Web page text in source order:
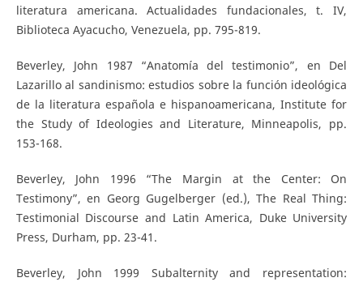
literatura americana. Actualidades fundacionales, t. IV,
Biblioteca Ayacucho, Venezuela, pp. 795-819.
Beverley, John 1987 “Anatomía del testimonio”, en Del
Lazarillo al sandinismo: estudios sobre la función ideológica
de la literatura española e hispanoamericana, Institute for
the Study of Ideologies and Literature, Minneapolis, pp.
153-168.
Beverley, John 1996 “The Margin at the Center: On
Testimony”, en Georg Gugelberger (ed.), The Real Thing:
Testimonial Discourse and Latin America, Duke University
Press, Durham, pp. 23-41.
Beverley, John 1999 Subalternity and representation: